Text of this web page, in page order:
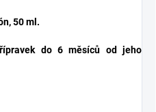
50 ml.
do 6 měsíců od jeho